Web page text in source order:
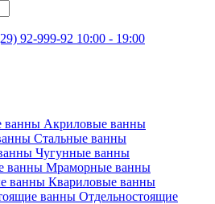
92-999-92 10:00 - 19:00
Акриловые ванны
Стальные ванны
Чугунные ванны
Мраморные ванны
Квариловые ванны
Отдельностоящие